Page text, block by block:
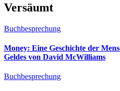
Versäumt
Buchbesprechung
Money: Eine Geschichte der
Geldes von David McWilliams
Buchbesprechung